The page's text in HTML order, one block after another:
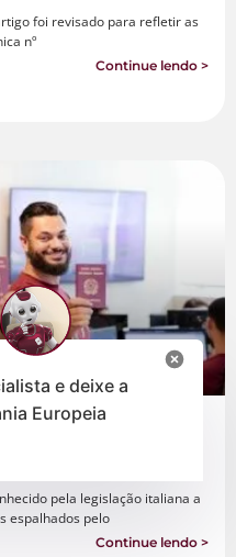
foi revisado para refletir as
nº
Continue lendo >
à cidadania
vias e prazos do
pela legislação italiana a
espalhados pelo
Continue lendo >
e deixe a
Europeia